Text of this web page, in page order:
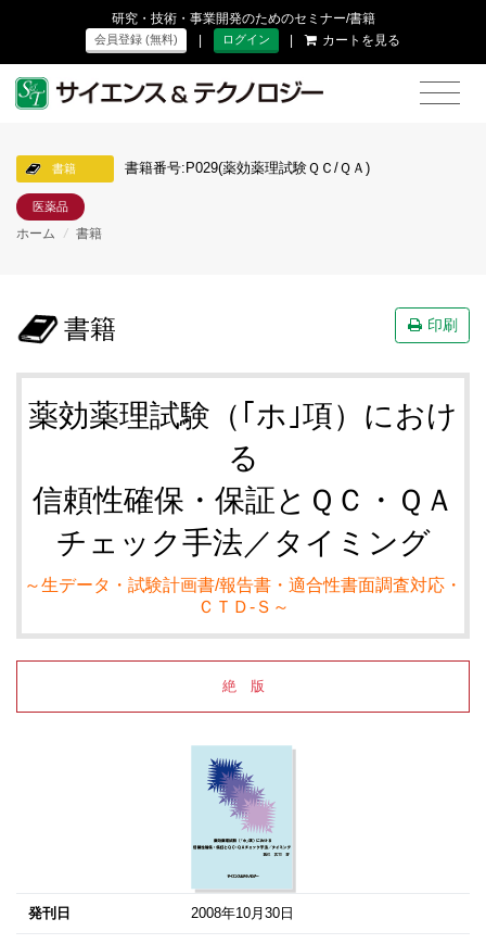
研究・技術・事業開発のためのセミナー/書籍
会員登録 (無料) | ログイン | カートを見る
書籍 書籍番号:P029(薬効薬理試験ＱＣ/ＱＡ)
医薬品
ホーム / 書籍
書籍 印刷
薬効薬理試験（｢ホ｣項）におけ
る
信頼性確保・保証とＱＣ・ＱＡ
チェック手法／タイミング
～生データ・試験計画書/報告書・適合性書面調査対応・
ＣＴＤ-Ｓ～
絶 版
発刊日 2008年10月30日